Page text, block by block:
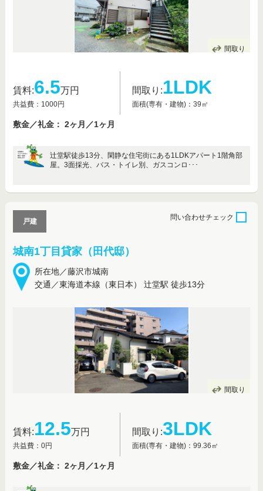
間取り
賃料:6.5万円
共益費：1000円
間取り:1LDK
面積(専有・建物)：39㎡
敷金／礼金： 2ヶ月／1ヶ月
辻堂駅徒歩13分、閑静な住宅街にある1LDKアパート1階角部
屋。3面採光、バス・トイレ別、ガスコンロ･･･
城南1丁目貸家（田代邸）
所在地／藤沢市城南
交通／東海道本線（東日本） 辻堂駅 徒歩13分
戸建
問い合わせチェック
間取り
賃料:12.5万円
共益費：0円
間取り:3LDK
面積(専有・建物)：99.36㎡
敷金／礼金： 2ヶ月／1ヶ月